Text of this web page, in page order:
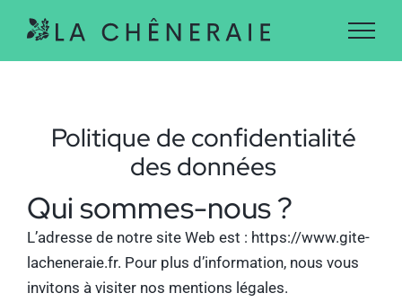
contenu
Politique de confidentialité
des données
Qui sommes-nous ?
L’adresse de notre site Web est : https://www.gite-
lacheneraie.fr. Pour plus d’information, nous vous
invitons à visiter nos mentions légales.